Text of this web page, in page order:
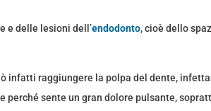
e delle lesioni dell’endodonto, cioè dello
infatti raggiungere la polpa del dente,
perché sente un gran dolore pulsante,